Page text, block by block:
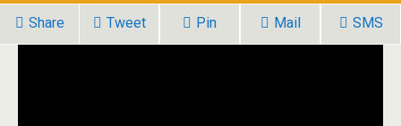
Share Tweet Pin Mail SMS